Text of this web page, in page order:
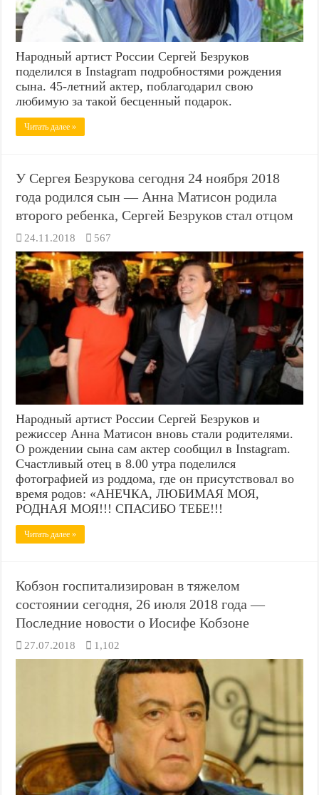
Народный артист России Сергей Безруков
поделился в Instagram подробностями рождения
сына. 45-летний актер, поблагодарил свою
любимую за такой бесценный подарок.
Читать далее »
У Сергея Безрукова сегодня 24 ноября 2018
года родился сын — Анна Матисон родила
второго ребенка, Сергей Безруков стал отцом
24.11.2018 567
Народный артист России Сергей Безруков и
режиссер Анна Матисон вновь стали родителями.
О рождении сына сам актер сообщил в Instagram.
Счастливый отец в 8.00 утра поделился
фотографией из роддома, где он присутствовал во
время родов: «АНЕЧКА, ЛЮБИМАЯ МОЯ,
РОДНАЯ МОЯ!!! СПАСИБО ТЕБЕ!!!
Читать далее »
Кобзон госпитализирован в тяжелом
состоянии сегодня, 26 июля 2018 года —
Последние новости о Иосифе Кобзоне
27.07.2018 1,102